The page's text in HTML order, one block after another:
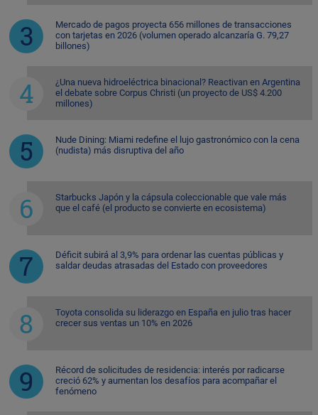
Mercado de pagos proyecta 656 millones de transacciones
con tarjetas en 2026 (volumen operado alcanzaría G. 79,27
billones)
¿Una nueva hidroeléctrica binacional? Reactivan en Argentina
el debate sobre Corpus Christi (un proyecto de US$ 4.200
millones)
Nude Dining: Miami redefine el lujo gastronómico con la cena
(nudista) más disruptiva del año
Starbucks Japón y la cápsula coleccionable que vale más
que el café (el producto se convierte en ecosistema)
Déficit subirá al 3,9% para ordenar las cuentas públicas y
saldar deudas atrasadas del Estado con proveedores
Toyota consolida su liderazgo en España en julio tras hacer
crecer sus ventas un 10% en 2026
Récord de solicitudes de residencia: interés por radicarse
creció 62% y aumentan los desafíos para acompañar el
fenómeno